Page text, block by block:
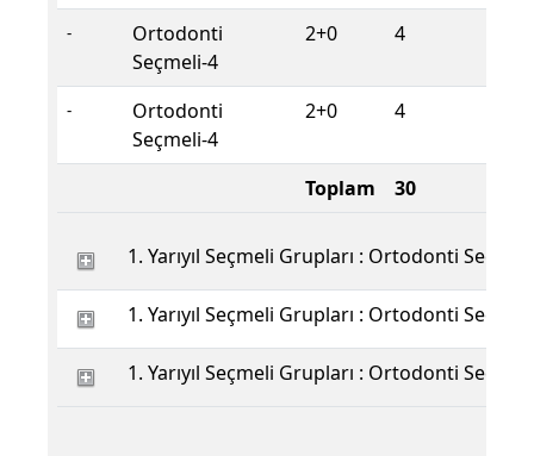
-
Ortodonti
Seçmeli-4
2+0 4
-
Ortodonti
Seçmeli-4
2+0 4
Toplam 30
1. Yarıyıl Seçmeli Grupları : Ortodonti
1. Yarıyıl Seçmeli Grupları : Ortodonti
1. Yarıyıl Seçmeli Grupları : Ortodonti